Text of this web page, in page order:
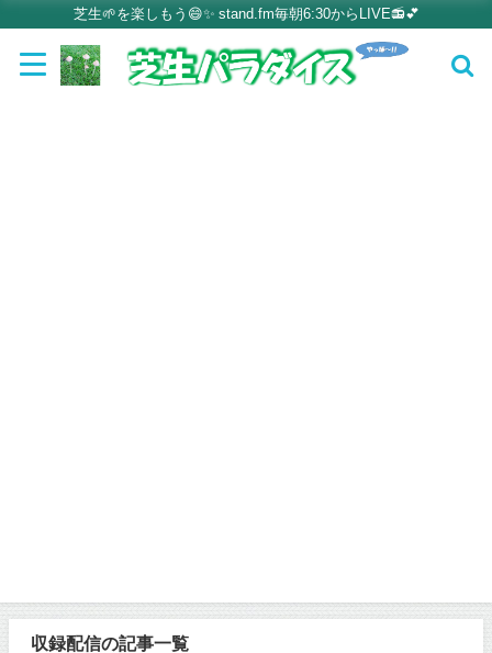
芝生🌱を楽しもう😄✨ stand.fm毎朝6:30からLIVE📻💕
収録配信の記事一覧